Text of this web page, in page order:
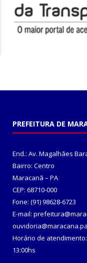
PREFEITURA DE
End.: Av. Magalhães
Bairro: Centro
Maracanã – PA
CEP: 68710-000
Fone: (91) 98628-6723
E-mail:
Horário de
13:00hs